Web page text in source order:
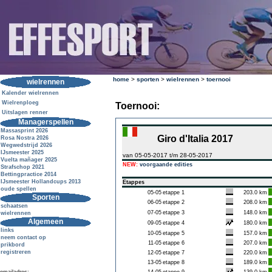
wielrennen
Kalender wielrennen
Wielrenploeg
Uitslagen renner
Managerspellen
Massasprint 2026
Rosa Nostra 2026
Wegwedstrijd 2026
IJsmeester 2025
Vuelta mañager 2025
Strafschop 2021
Bettingpractice 2014
IJsmeester Hollandcups 2013
oude spellen
Sporten
schaatsen
wielrennen
Algemeen
links
neem contact op
prikbord
registreren
home > sporten > wielrennen > toernooi
Toernooi:
Giro d'Italia 2017
van 05-05-2017 t/m 28-05-2017
NEW: voorgaande edities
Etappes
05-05 etappe 1
203.0 km
06-05 etappe 2
208.0 km
07-05 etappe 3
148.0 km
09-05 etappe 4
180.0 km
10-05 etappe 5
157.0 km
11-05 etappe 6
207.0 km
12-05 etappe 7
220.0 km
13-05 etappe 8
189.0 km